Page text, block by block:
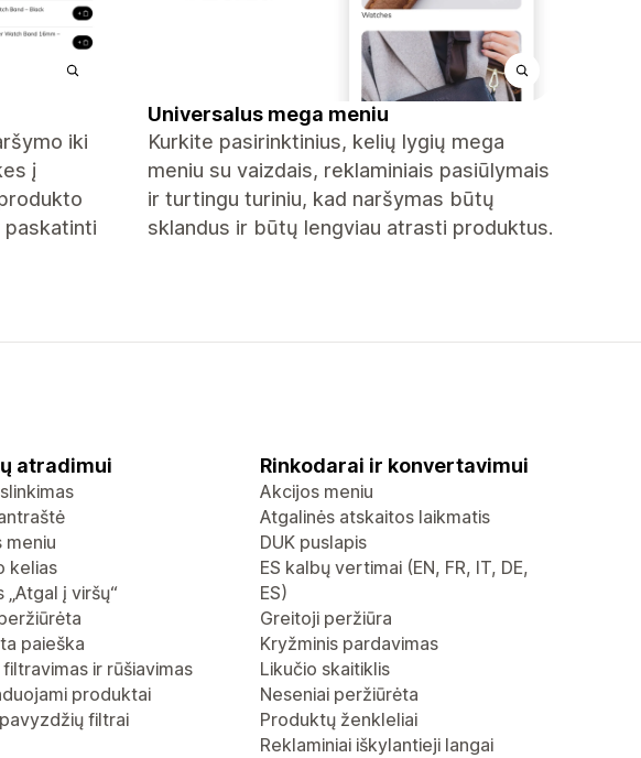
iki
į
Universalus mega meniu
Kurkite pasirinktinius, kelių lygių mega
meniu su vaizdais, reklaminiais pasiūlymais
ir turtingu turiniu, kad naršymas būtų
sklandus ir būtų lengviau atrasti produktus.
atradimui
meniu
kelias
„Atgal į viršų“
paieška
ir rūšiavimas
produktai
filtrai
Rinkodarai ir konvertavimui
Akcijos meniu
Atgalinės atskaitos laikmatis
DUK puslapis
ES kalbų vertimai (EN, FR, IT, DE,
ES)
Greitoji peržiūra
Kryžminis pardavimas
Likučio skaitiklis
Neseniai peržiūrėta
Produktų ženkleliai
Reklaminiai iškylantieji langai